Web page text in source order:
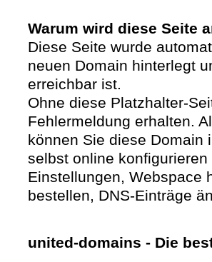
Warum wird diese Seite
Diese Seite wurde
neuen Domain hinterlegt
erreichbar ist.
Ohne diese Platzhalter-
Fehlermeldung erhalten.
können Sie diese Domain
selbst online
Einstellungen, Webspace
bestellen, DNS-Einträge
united-domains - Die